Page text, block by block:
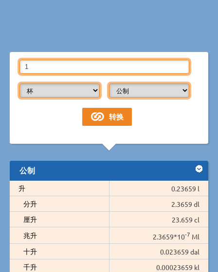
公制
升
0.23659 l
分升
2.3659 dl
厘升
23.659 cl
兆升
2.3659*10-7 Ml
十升
0.023659 dal
千升
0.00023659 kl